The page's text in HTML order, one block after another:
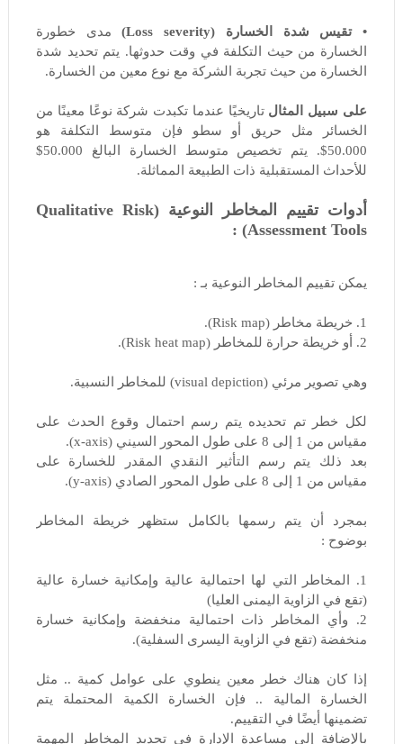
• تقيس شدة الخسارة (Loss severity)
مدى خطورة
الخسارة من حيث التكلفة في وقت حدوثها. يتم تحديد شدة
الخسارة من حيث تجربة الشركة مع نوع معين من الخسارة.
على سبيل المثال تاريخيًا عندما تكبدت شركة نوعًا معينًا من
الخسائر مثل حريق أو سطو فإن متوسط التكلفة هو
50.000$. يتم تخصيص متوسط الخسارة البالغ 50.000$
للأحداث المستقبلية ذات الطبيعة المماثلة.
أدوات تقييم المخاطر النوعية (Qualitative Risk
Assessment Tools) :
يمكن تقييم المخاطر النوعية بـ :
1. خريطة مخاطر (Risk map).
2. أو خريطة حرارة للمخاطر (Risk heat map).
وهي تصوير مرئي (visual depiction) للمخاطر النسبية.
لكل خطر تم تحديده يتم رسم احتمال وقوع الحدث على
مقياس من 1 إلى 8 على طول المحور السيني (x-axis).
بعد ذلك يتم رسم التأثير النقدي المقدر للخسارة على
مقياس من 1 إلى 8 على طول المحور الصادي (y-axis).
بمجرد أن يتم رسمها بالكامل ستظهر خريطة المخاطر
بوضوح :
1. المخاطر التي لها احتمالية عالية وإمكانية خسارة عالية
(تقع في الزاوية اليمنى العليا)
2. وأي المخاطر ذات احتمالية منخفضة وإمكانية خسارة
منخفضة (تقع في الزاوية اليسرى السفلية).
إذا كان هناك خطر معين ينطوي على عوامل كمية .. مثل
الخسارة المالية .. فإن الخسارة الكمية المحتملة يتم
تضمينها أيضًا في التقييم.
بالإضافة إلى مساعدة الإدارة في تحديد المخاطر المهمة